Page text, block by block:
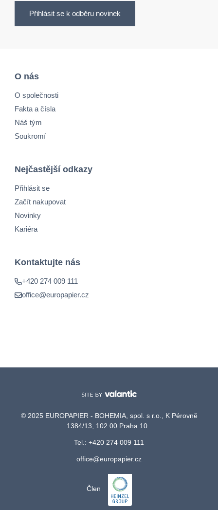
Přihlásit se k odběru novinek
O nás
O společnosti
Fakta a čísla
Náš tým
Soukromí
Nejčastější odkazy
Přihlásit se
Začít nakupovat
Novinky
Kariéra
Kontaktujte nás
+420 274 009 111
office@europapier.cz
© 2025 EUROPAPIER - BOHEMIA, spol. s r.o., K Pérovně
1384/13, 102 00 Praha 10
Tel.: +420 274 009 111
office@europapier.cz
Člen